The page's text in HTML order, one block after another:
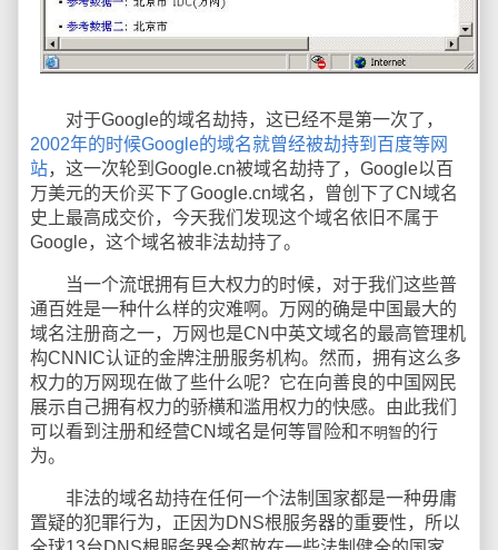
对于Google的域名劫持，这已经不是第一次了，
2002年的时候Google的域名就曾经被劫持到百度等网
站，这一次轮到Google.cn被域名劫持了，Google以百
万美元的天价买下了Google.cn域名，曾创下了CN域名
史上最高成交价，今天我们发现这个域名依旧不属于
Google，这个域名被非法劫持了。
当一个流氓拥有巨大权力的时候，对于我们这些普
通百姓是一种什么样的灾难啊。万网的确是中国最大的
域名注册商之一，万网也是CN中英文域名的最高管理机
构CNNIC认证的金牌注册服务机构。然而，拥有这么多
权力的万网现在做了些什么呢？它在向善良的中国网民
展示自己拥有权力的骄横和滥用权力的快感。由此我们
可以看到注册和经营CN域名是何等冒险和不明智的行
为。
非法的域名劫持在任何一个法制国家都是一种毋庸
置疑的犯罪行为，正因为DNS根服务器的重要性，所以